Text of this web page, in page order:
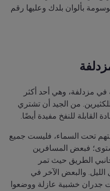
بألوان بلدك وعليها رقم
مزدلفة، وهي أحد أكثر
من الجيد أن تشتري
للنفخ مفيدة أيضًا.
تحت السماء، فليست جميع
فبعض المسافرين
الطريق حيث تمر
الليل. والبعض الآخر في
جدران خشبية عازلة ووضعوا